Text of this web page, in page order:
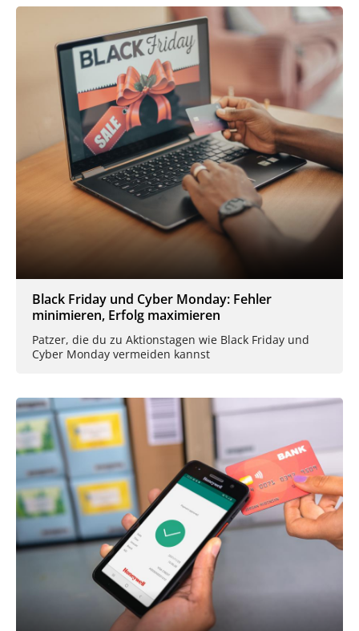
Black Friday und Cyber Monday: Fehler
minimieren, Erfolg maximieren
Patzer, die du zu Aktionstagen wie Black Friday und
Cyber Monday vermeiden kannst